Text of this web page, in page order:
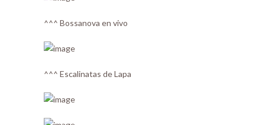
^^^ Bossanova en vivo
^^^ Escalinatas de Lapa